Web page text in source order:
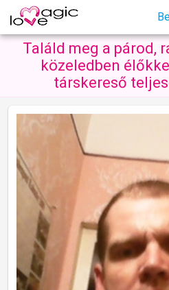
Találd meg a párod,
közeledben
társkereső